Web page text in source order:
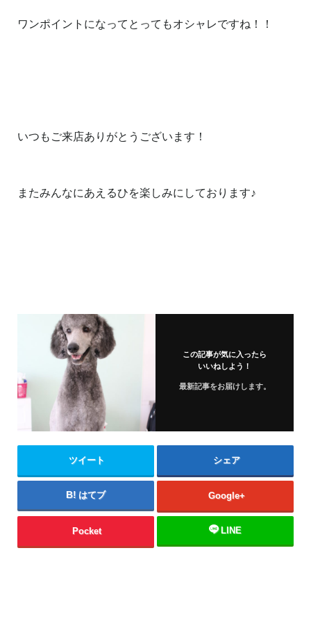
ワンポイントになってとってもオシャレですね！！
いつもご来店ありがとうございます！
またみんなにあえるひを楽しみにしております♪
この記事が気に入ったら
いいねしよう！
最新記事をお届けします。
ツイート シェア
はてブ Google+
Pocket LINE